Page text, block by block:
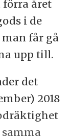
förra året
i de
får gå
upp till.
det
2018